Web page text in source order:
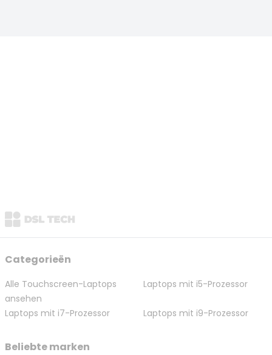
Categorieën
Alle Touchscreen-Laptops
ansehen
Laptops mit i5-Prozessor
Laptops mit i7-Prozessor Laptops mit i9-Prozessor
Beliebte marken